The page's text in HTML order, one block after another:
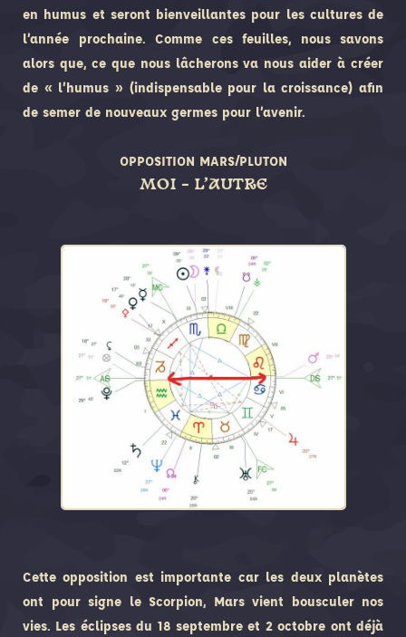
en humus et seront bienveillantes pour les cultures de
l’année prochaine. Comme ces feuilles, nous savons
alors que, ce que nous lâcherons va nous aider à créer
de « l’humus » (indispensable pour la croissance) afin
de semer de nouveaux germes pour l’avenir.
OPPOSITION MARS/PLUTON
MOI – L’AUTRE
Cette opposition est importante car les deux planètes
ont pour signe le Scorpion, Mars vient bousculer nos
vies. Les éclipses du 18 septembre et 2 octobre ont déjà